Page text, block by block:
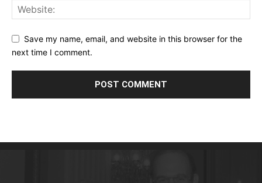
Save my name, email, and website in this browser for the
next time I comment.